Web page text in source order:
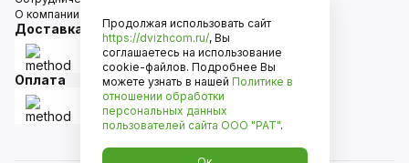
О компании
Доставка
Оплата
Продолжая использовать сайт
https://dvizhcom.ru/, Вы
соглашаетесь на использование
cookie-файлов. Подробнее Вы
можете узнать в нашей Политике в
отношении обработки
персональных данных
пользователей сайта ООО "РАТ".